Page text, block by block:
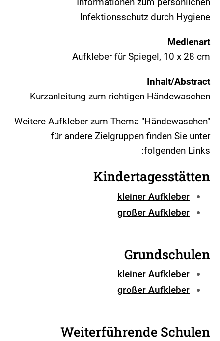
Informationen zum persönlichen
Infektionsschutz durch Hygiene
Medienart
Aufkleber für Spiegel, 10 x 28 cm
Inhalt/Abstract
Kurzanleitung zum richtigen Händewaschen
Weitere Aufkleber zum Thema "Händewaschen"
für andere Zielgruppen finden Sie unter
folgenden Links:
Kindertagesstätten
kleiner Aufkleber
großer Aufkleber
Grundschulen
kleiner Aufkleber
großer Aufkleber
Weiterführende Schulen